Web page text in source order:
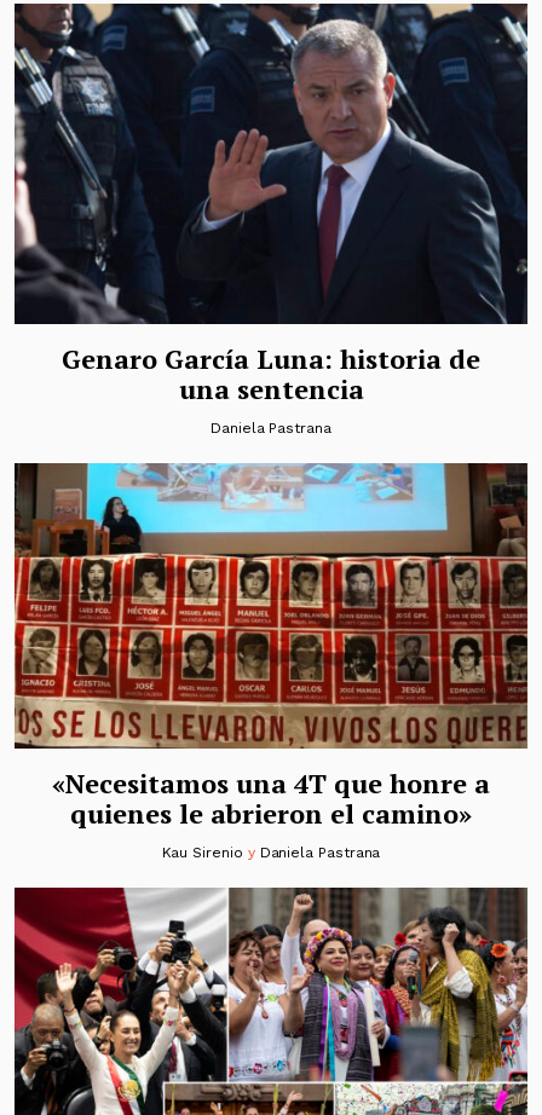
Genaro García Luna: historia de
una sentencia
Daniela Pastrana
«Necesitamos una 4T que honre a
quienes le abrieron el camino»
Kau Sirenio y Daniela Pastrana